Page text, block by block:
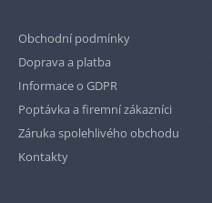
Obchodní podmínky
Doprava a platba
Informace o GDPR
Poptávka a firemní zákazníci
Záruka spolehlivého obchodu
Kontakty